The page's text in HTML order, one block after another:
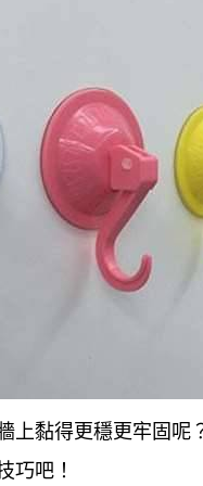
上黏得更穩更牢固呢
巧吧！